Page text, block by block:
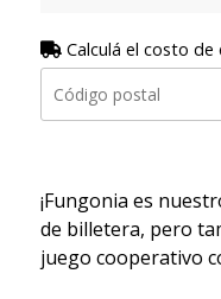
Calculá el costo de
¡Fungonia es
de billetera, pero
juego cooperativo